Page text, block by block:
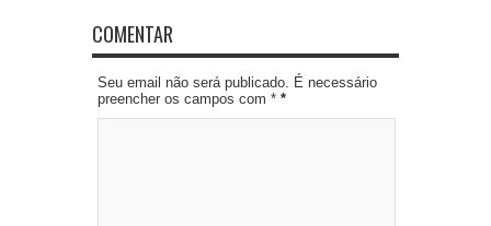
COMENTAR
Seu email não será publicado. É necessário
preencher os campos com * *